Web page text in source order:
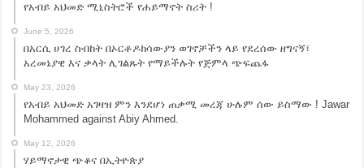
የአብይ አህመድ ሚኒስትሮች የሐይማኖት ስሪት !
June 5, 2026
በአርሲ ሀገረ ስብከት በኦርቶዶክሳውያን ወገኖቻችን ላይ የደረሰው ዘግናኝ፣
አረመኔያዊ እና ቃላት ሊገልጹት የማይችሉት የጅምላ ጭፍጨፋ
May 23, 2026
የአብይ አህመድ አገዛዝ ምን እንደሆነ ጠቃሚ መረጃ ሁሉም ሰው ይስማው ! Jawar
Mohammed against Abiy Ahmed.
May 12, 2026
ሃይማኖታዊ ጭቆና በኢትዮጵያ